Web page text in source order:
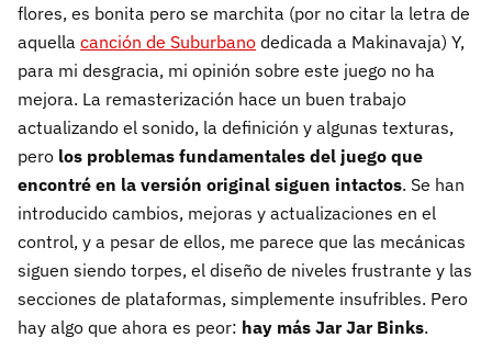
flores, es bonita pero se marchita (por no citar la letra de
aquella canción de Suburbano dedicada a Makinavaja) Y,
para mi desgracia, mi opinión sobre este juego no ha
mejora. La remasterización hace un buen trabajo
actualizando el sonido, la definición y algunas texturas,
pero los problemas fundamentales del juego que
encontré en la versión original siguen intactos. Se han
introducido cambios, mejoras y actualizaciones en el
control, y a pesar de ellos, me parece que las mecánicas
siguen siendo torpes, el diseño de niveles frustrante y las
secciones de plataformas, simplemente insufribles. Pero
hay algo que ahora es peor: hay más Jar Jar Binks.